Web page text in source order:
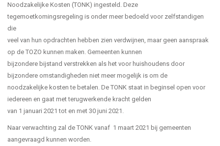
Noodzakelijke Kosten (TONK) ingesteld. Deze
tegemoetkomingsregeling is onder meer bedoeld voor zelfstandigen
die
veel van hun opdrachten hebben zien verdwijnen, maar geen aanspraak
op de TOZO kunnen maken. Gemeenten kunnen
bijzondere bijstand verstrekken als het voor huishoudens door
bijzondere omstandigheden niet meer mogelijk is om de
noodzakelijke kosten te betalen. De TONK staat in beginsel open voor
iedereen en gaat met terugwerkende kracht gelden
van 1 januari 2021 tot en met 30 juni 2021.
Naar verwachting zal de TONK vanaf 1 maart 2021 bij gemeenten
aangevraagd kunnen worden.